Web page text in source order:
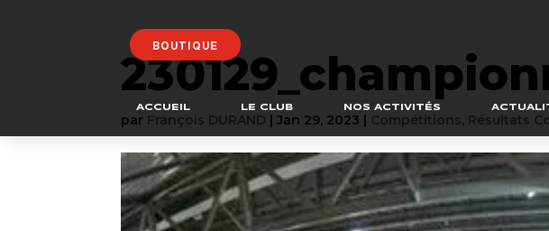
BOUTIQUE
ACCUEIL LE CLUB NOS ACTIVITÉS
par François DURAND |Jan 29, 2023 | Compétitions, Résultats